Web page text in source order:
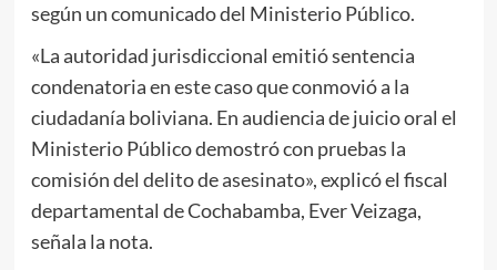
según un comunicado del Ministerio Público.
«La autoridad jurisdiccional emitió sentencia
condenatoria en este caso que conmovió a la
ciudadanía boliviana. En audiencia de juicio oral el
Ministerio Público demostró con pruebas la
comisión del delito de asesinato», explicó el fiscal
departamental de Cochabamba, Ever Veizaga,
señala la nota.